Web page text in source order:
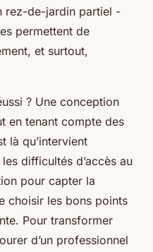
rez-de-jardin partiel -
permettent de
et surtout,
? Une conception
en tenant compte des
là qu’intervient
difficultés d’accès au
pour capter la
choisir les bons points
Pour transformer
d’un professionnel